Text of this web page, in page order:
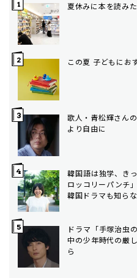
夏休みに本を読み
この夏 子どもにお
歌人・青松輝さん
より自由に
韓国語は独学、き
ロッコリーパンチ
韓国ドラマも知ら
ドラマ「手塚治虫
中の少年時代の厳
ら